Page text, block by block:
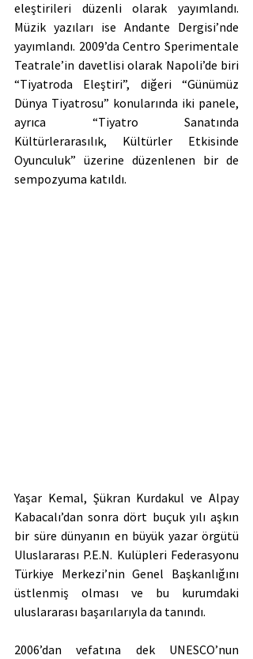
eleştirileri düzenli olarak yayımlandı.
Müzik yazıları ise Andante Dergisi’nde
yayımlandı. 2009’da Centro Sperimentale
Teatrale’in davetlisi olarak Napoli’de biri
“Tiyatroda Eleştiri”, diğeri “Günümüz
Dünya Tiyatrosu” konularında iki panele,
ayrıca “Tiyatro Sanatında
Kültürlerarasılık, Kültürler Etkisinde
Oyunculuk” üzerine düzenlenen bir de
sempozyuma katıldı.
Yaşar Kemal, Şükran Kurdakul ve Alpay
Kabacalı’dan sonra dört buçuk yılı aşkın
bir süre dünyanın en büyük yazar örgütü
Uluslararası P.E.N. Kulüpleri Federasyonu
Türkiye Merkezi’nin Genel Başkanlığını
üstlenmiş olması ve bu kurumdaki
uluslararası başarılarıyla da tanındı.
2006’dan vefatına dek UNESCO’nun